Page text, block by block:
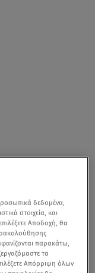
δεδομένα,
στοιχεία, και
Αποδοχή, θα
παρακάτω,
τα
Απόρριψη όλων